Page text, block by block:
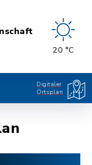
20 °C
Digitaler
Ortsplan